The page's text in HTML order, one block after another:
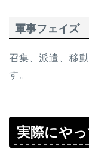
軍事フェイズ
召集、派遣、移
す。
実際にや